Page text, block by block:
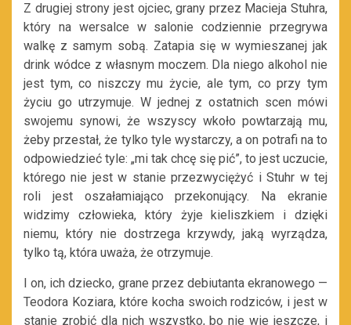
Z drugiej strony jest ojciec, grany przez Macieja Stuhra,
który na wersalce w salonie codziennie przegrywa
walkę z samym sobą. Zatapia się w wymieszanej jak
drink wódce z własnym moczem. Dla niego alkohol nie
jest tym, co niszczy mu życie, ale tym, co przy tym
życiu go utrzymuje. W jednej z ostatnich scen mówi
swojemu synowi, że wszyscy wkoło powtarzają mu,
żeby przestał, że tylko tyle wystarczy, a on potrafi na to
odpowiedzieć tyle: „mi tak chcę się pić”, to jest uczucie,
którego nie jest w stanie przezwyciężyć i Stuhr w tej
roli jest oszałamiająco przekonujący. Na ekranie
widzimy człowieka, który żyje kieliszkiem i dzięki
niemu, który nie dostrzega krzywdy, jaką wyrządza,
tylko tą, która uważa, że otrzymuje.
I on, ich dziecko, grane przez debiutanta ekranowego —
Teodora Koziara, które kocha swoich rodziców, i jest w
stanie zrobić dla nich wszystko, bo nie wie jeszcze, i